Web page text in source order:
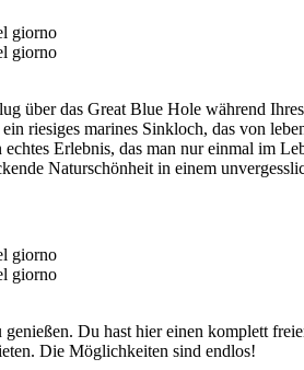
über das Great Blue Hole während
riesiges marines Sinkloch, das von
Erlebnis, das man nur einmal im
Naturschönheit in einem
Du hast hier einen komplett
Die Möglichkeiten sind endlos!